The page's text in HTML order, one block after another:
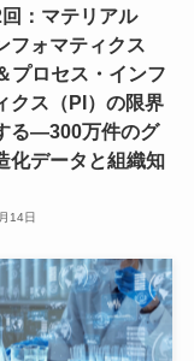
：マテリアル
フォマティクス
プロセス・インフ
クス（PI）の限界
る―300万件のグ
化データと組織知
14日